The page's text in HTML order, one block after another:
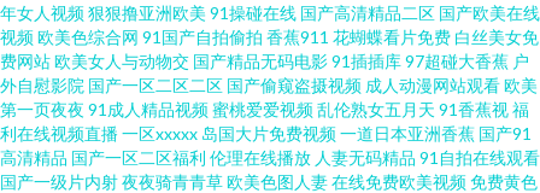
色区 韩国三级日逼AV 亚洲九九 大香蕉AV在线 激情三级文学 欧美AⅤ网 日韩
偶偶福利 www很很插 豆花视频无码福利 九九涩涩网 人人插人人摸 亚洲91网
站 草草浮力快猫 福利社在线视频 美女豆花视频 欧美色色资源站 亚洲AV久久
年女人视频狠狠撸亚洲欧美 91操碰在线 国产高清精品二区 国产欧美在线
视频欧美色综合网 91国产自拍偷拍 香蕉911 花蝴蝶看片免费 白丝美女免
费网站欧美女人与动物交 国产精品无码电影91插插库97超碰大香蕉 户
外自慰影院 国产一区二区二区 国产偷窥盗摄视频 成人动漫网站观看欧美
第一页夜夜 91成人精品视频蜜桃爱爱视频乱伦熟女五月天 91香蕉视福
利在线视频直播一区xxxxx 岛国大片免费视频一道日本亚洲香蕉 国产91
高清精品 国产一区二区福利 伦理在线播放 人妻无码精品 91自拍在线观看
国产一级片内射夜夜骑青青草欧美色图人妻在线免费欧美视频免费黄色